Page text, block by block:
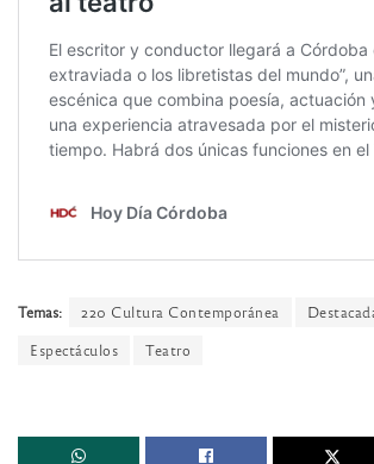
Temas: 220 Cultura Contemporánea
Espectáculos
Teatro